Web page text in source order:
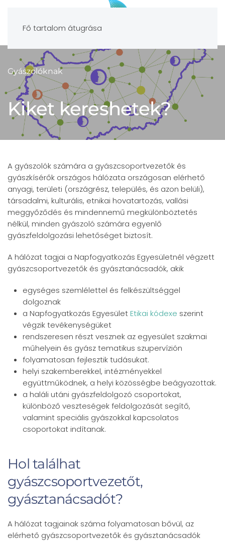
Fő tartalom átugrása
Gyászolóknak
Kiket kereshetek?
A gyászolók számára a gyászcsoportvezetők és
gyászkísérők országos hálózata országosan elérhető
anyagi, területi (országrész, település, és azon belüli),
társadalmi, kulturális, etnikai hovatartozás, vallási
meggyőződés és mindennemű megkülönböztetés
nélkül, minden gyászoló számára egyenlő
gyászfeldolgozási lehetőséget biztosít.
A hálózat tagjai a Napfogyatkozás Egyesületnél végzett
gyászcsoportvezetők és gyásztanácsadók, akik
egységes szemlélettel és felkészültséggel
dolgoznak
a Napfogyatkozás EgyesületEtikai kódexe szerint
végzik tevékenységüket
rendszeresen részt vesznek az egyesület szakmai
műhelyein és gyász tematikus szupervízión
folyamatosan fejlesztik tudásukat.
helyi szakemberekkel, intézményekkel
együttműködnek, a helyi közösségbe beágyazottak.
a haláli utáni gyászfeldolgozó csoportokat,
különböző veszteségek feldolgozását segítő,
valamint speciális gyászokkal kapcsolatos
csoportokat indítanak.
Hol találhat
gyászcsoportvezetőt,
gyásztanácsadót?
A hálózat tagjainak száma folyamatosan bővül, az
elérhető gyászcsoportvezetők és gyásztanácsadók